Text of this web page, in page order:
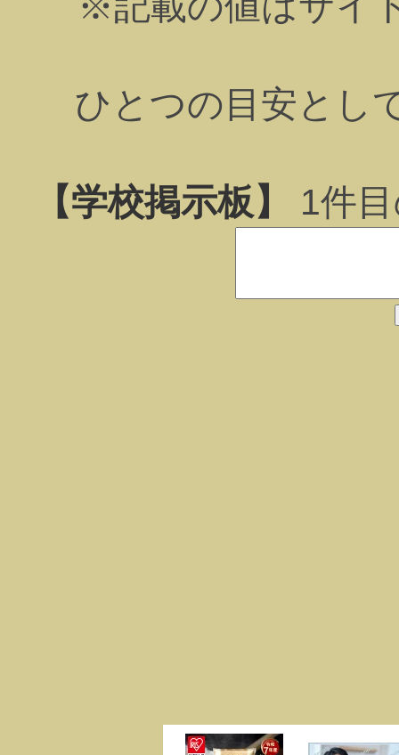
ひとつの目安とし
【学校掲示板】 1件